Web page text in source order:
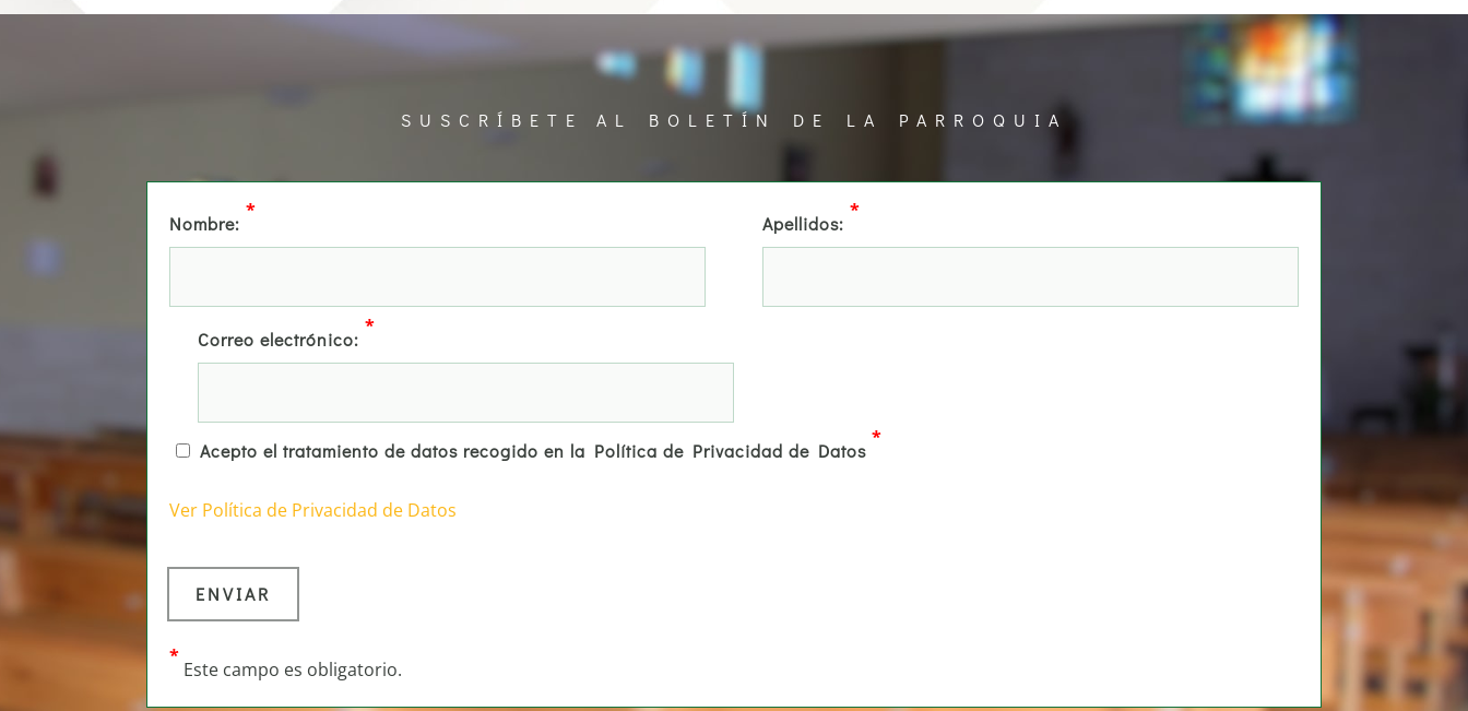
SUSCRÍBETE AL BOLETÍN DE LA PARROQUIA
Nombre:
*
Apellidos:
*
Correo electrónico:
*
Acepto el tratamiento de datos recogido en la Política de Privacidad de Datos
*
Ver Política de Privacidad de Datos
*
Este campo es obligatorio.